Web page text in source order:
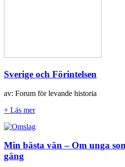
Sverige och Förintelsen
av: Forum för levande historia
+ Läs mer
Min bästa vän – Om unga
gäng